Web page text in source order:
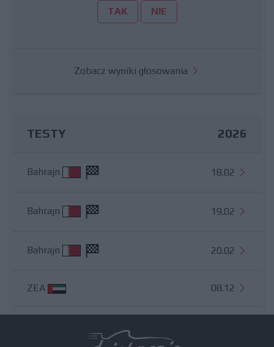
TAK NIE
Zobacz wyniki głosowania
TESTY 2026
Bahrajn 18.02
Bahrajn 19.02
Bahrajn 20.02
ZEA 08.12